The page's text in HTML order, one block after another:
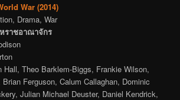
War (2014)
Drama, War
ราชอาณาจักร
Hall, Theo Barklem-Biggs, Frankie Wilson,
Ferguson, Calum Callaghan, Dominic
Julian Michael Deuster, Daniel Kendrick,